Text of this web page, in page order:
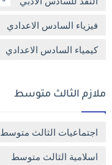
فيزياء السادس الاعدادي
كيمياء السادس الاعدادي
ملازم الثالث متوسط
اجتماعيات الثالث متوسط
اسلامية الثالث متوسط